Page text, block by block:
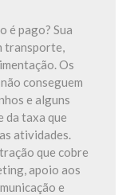
é pago? Sua
transporte,
Os
conseguem
e alguns
da taxa que
atividades.
que cobre
apoio aos
e